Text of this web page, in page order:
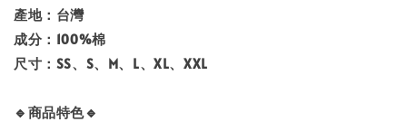
產地：台灣
成分：100%棉
尺寸：SS、S、M、L、XL、XXL
🔹商品特色🔹